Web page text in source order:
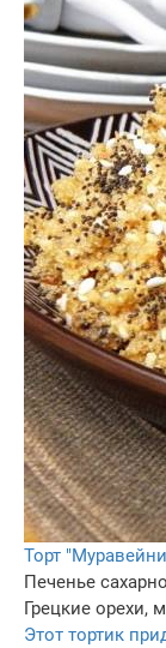
Торт
Печенье
Грецкие орехи,
Этот тортик